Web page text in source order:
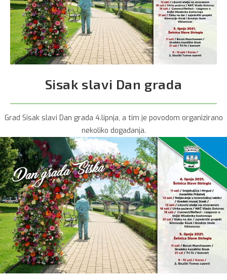
Sisak slavi Dan grada
Grad Sisak slavi Dan grada 4.lipnja, a tim je povodom organizirano
nekoliko događanja.